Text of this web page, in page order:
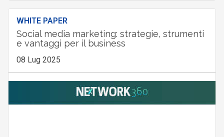
WHITE PAPER
Social media marketing: strategie, strumenti
e vantaggi per il business
08 Lug 2025